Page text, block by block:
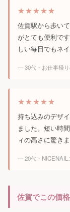
★★★★★
佐賀駅から歩い
がとても便利で
しい毎日でもネ
— 30代・お仕事帰
★★★★★
持ち込みのデザ
ました。短い時
ィの高さに驚きま
— 20代・NICENAIL
佐賀でこの価